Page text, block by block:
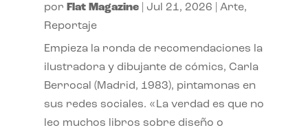
por Flat Magazine| Jul 21, 2026 Arte,
Reportaje
Empieza la ronda de recomendaciones la
ilustradora y dibujante de cómics, Carla
Berrocal (Madrid, 1983), pintamonas en
sus redes sociales. «La verdad es que no
leo muchos libros sobre diseño o